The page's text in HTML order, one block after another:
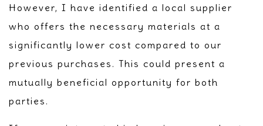
However, I have identified a local supplier
who offers the necessary materials at a
significantly lower cost compared to our
previous purchases. This could present a
mutually beneficial opportunity for both
parties.